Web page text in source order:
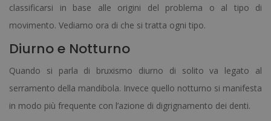
classificarsi in base alle origini del problema o al tipo di
movimento. Vediamo ora di che si tratta ogni tipo.
Diurno e Notturno
Quando si parla di bruxismo diurno di solito va legato al
serramento della mandibola. Invece quello notturno si manifesta
in modo più frequente con l’azione di digrignamento dei denti.